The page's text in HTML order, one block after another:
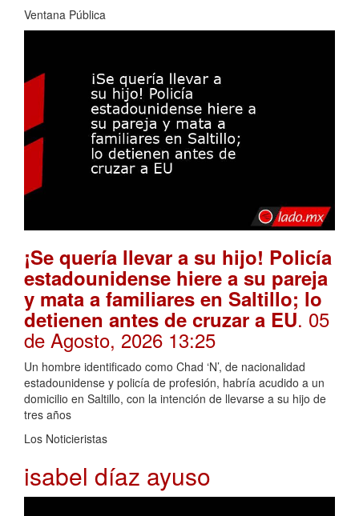
Ventana Pública
¡Se quería llevar a su hijo! Policía
estadounidense hiere a su pareja
y mata a familiares en Saltillo; lo
detienen antes de cruzar a EU. 05
de Agosto, 2026 13:25
Un hombre identificado como Chad ‘N’, de nacionalidad
estadounidense y policía de profesión, habría acudido a un
domicilio en Saltillo, con la intención de llevarse a su hijo de
tres años
Los Noticieristas
isabel díaz ayuso